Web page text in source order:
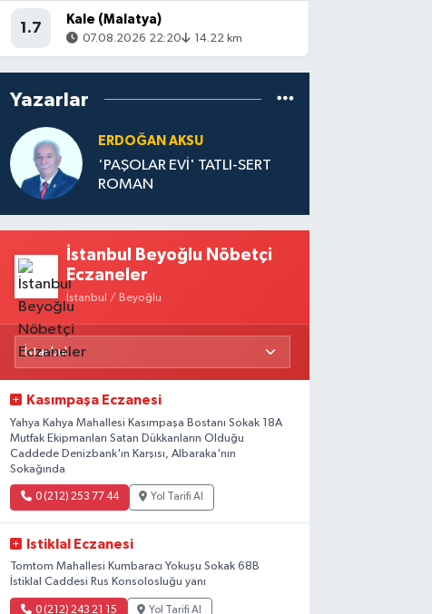
1.7
Kale (Malatya)
07.08.2026 22:20 14.22 km
Yazarlar
ERDOĞAN AKSU
'PAŞOLAR EVİ' TATLI-SERT
ROMAN
İstanbul Beyoğlu Nöbetçi
Eczaneler
İstanbul / Beyoğlu
Kasımpaşa Eczanesi
Yahya Kahya Mahallesi Kasımpaşa Bostanı Sokak 18A
Mutfak Ekipmanları Satan Dükkanların Olduğu
Caddede Denizbank'ın Karşısı, Albaraka'nın
Sokağında
0 (212) 253 77 44 Yol Tarifi Al
Istiklal Eczanesi
Tomtom Mahallesi Kumbaracı Yokuşu Sokak 68B
İstiklal Caddesi Rus Konsolosluğu yanı
0 (212) 243 21 15 Yol Tarifi Al